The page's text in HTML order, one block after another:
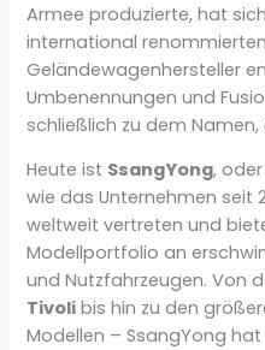
Armee produzierte, hat
international
Geländewagenhersteller
Umbenennungen und
schließlich zu dem
Heute ist SsangYong,
wie das Unternehmen seit
weltweit vertreten und
Modellportfolio an
und Nutzfahrzeugen. Von
Tivoli bis hin zu den
Modellen – SsangYong